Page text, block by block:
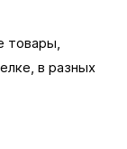
товары,
в разных